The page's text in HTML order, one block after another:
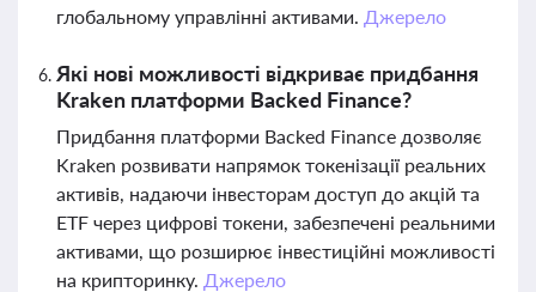
глобальному управлінні активами. Джерело
Які нові можливості відкриває придбання
Kraken платформи Backed Finance?
Придбання платформи Backed Finance дозволяє
Kraken розвивати напрямок токенізації реальних
активів, надаючи інвесторам доступ до акцій та
ETF через цифрові токени, забезпечені реальними
активами, що розширює інвестиційні можливості
на крипторинку. Джерело